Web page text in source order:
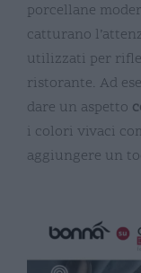
porcellane
catturano
utilizzati per
ristorante. Ad
dare un aspetto
i colori vivaci
aggiungere un